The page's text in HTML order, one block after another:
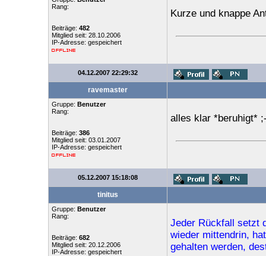
Rang:
Beiträge: 482
Mitglied seit: 28.10.2006
IP-Adresse: gespeichert
Kurze und knappe
04.12.2007 22:29:32
ravemaster
Gruppe: Benutzer
Rang:
Beiträge: 386
Mitglied seit: 03.01.2007
IP-Adresse: gespeichert
alles klar *beruhigt*
05.12.2007 15:18:08
tinitus
Gruppe: Benutzer
Rang:
Beiträge: 682
Mitglied seit: 20.12.2006
IP-Adresse: gespeichert
Jeder Rückfall setzt
wieder mittendrin,
gehalten werden,